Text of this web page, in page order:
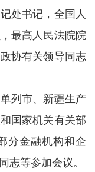
处书记，全国人
最高人民法院院
协有关领导同志
列市、新疆生产
国家机关有关部
分金融机构和企
志等参加会议。